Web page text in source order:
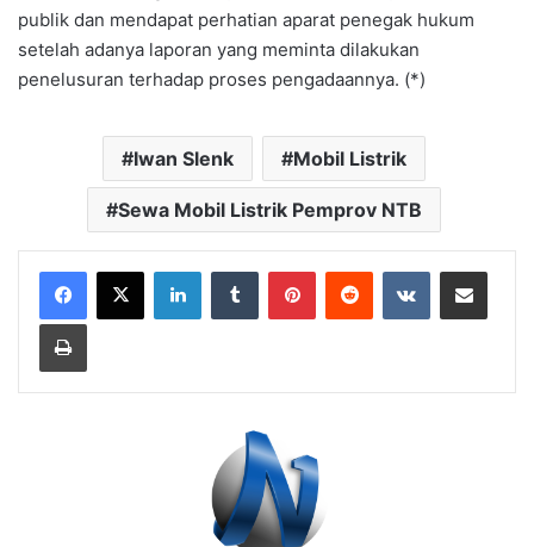
publik dan mendapat perhatian aparat penegak hukum
setelah adanya laporan yang meminta dilakukan
penelusuran terhadap proses pengadaannya. (*)
Iwan Slenk Mobil Listrik
Sewa Mobil Listrik Pemprov NTB
LinkedInTumblr PinterestReddit VKontakteBagikan Lewat Email
Cetak